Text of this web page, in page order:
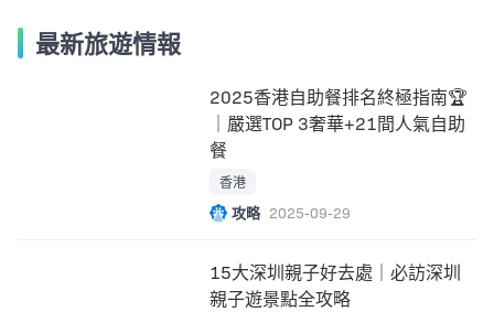
最新旅遊情報
2025香港自助餐排名終極指南🏆
｜嚴選TOP 3奢華+21間人氣自助
餐
香港
攻略 2025-09-29
15大深圳親子好去處｜必訪深圳
親子遊景點全攻略